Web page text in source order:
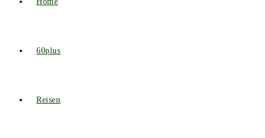
60plus
Reisen